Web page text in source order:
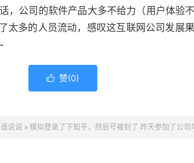
，公司的软件产品大多不给力（用户体验
太多的人员流动，感叹这互联网公司发展
 赞(0)
说说» 模拟登录了下知乎，然后号被封了 昨天参加了公司